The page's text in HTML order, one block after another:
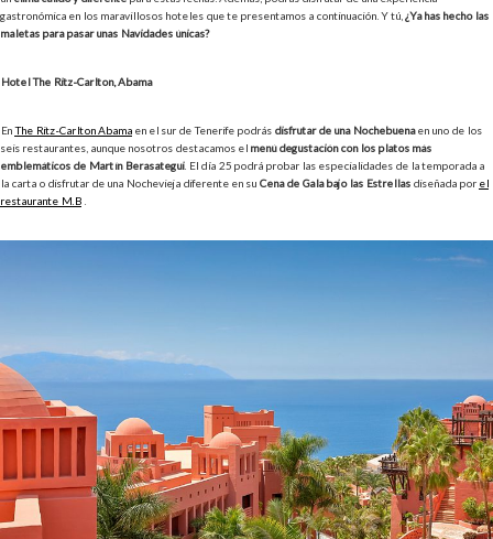
gastronómica en los maravillosos hoteles que te presentamos a continuación. Y tú, ¿Ya has hecho las
maletas para pasar unas Navidades únicas?
Hotel The Ritz-Carlton, Abama
EnThe Ritz-Carlton Abama en el sur de Tenerife podrás disfrutar de una Nochebuenaen uno de los
seis restaurantes, aunque nosotros destacamos el menú degustación con los platos más
emblemáticos de Martín Berasategui. El día 25 podrá probar las especialidades de la temporada a
la carta o disfrutar de una Nochevieja diferente en su Cena de Gala bajo las Estrellas diseñada por el
restaurante M.B